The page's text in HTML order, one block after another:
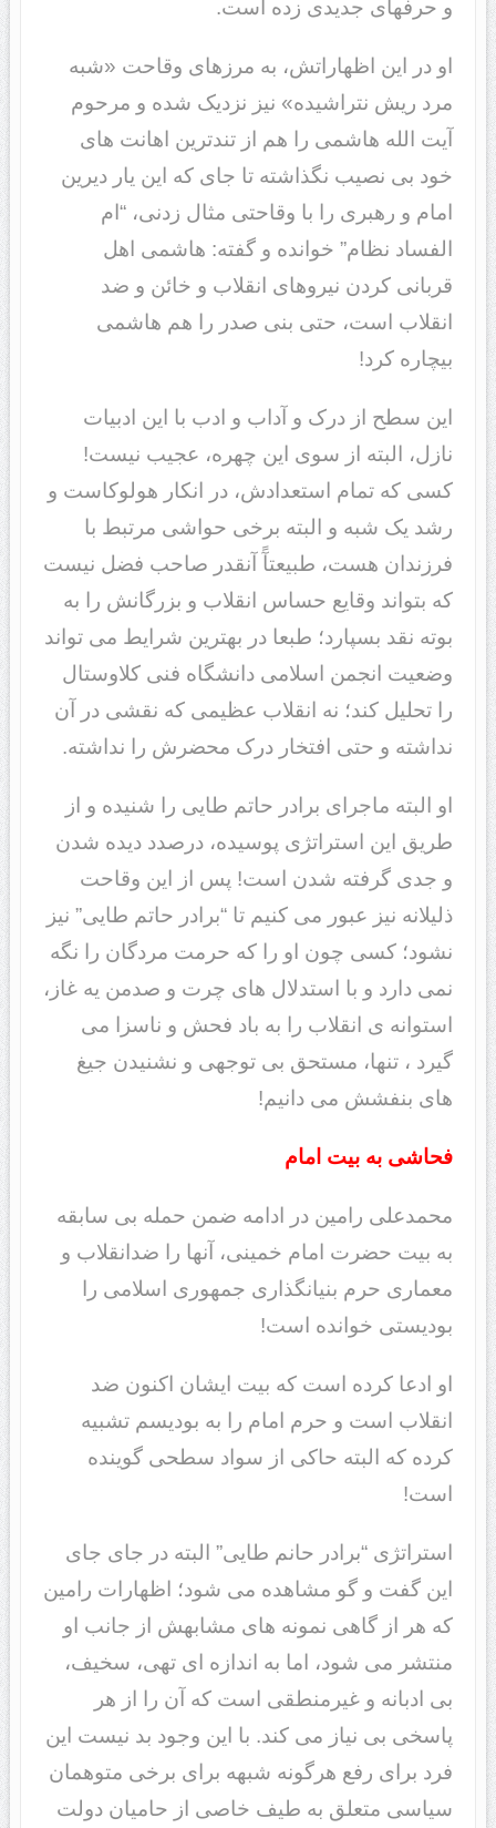
و حرفهای جدیدی زده است.
او در این اظهاراتش، به مرزهای وقاحت «شبه
مرد ریش نتراشیده» نیز نزدیک شده و مرحوم
آیت الله هاشمی را هم از تندترین اهانت های
خود بی نصیب نگذاشته تا جای که این یار دیرین
امام و رهبری را با وقاحتی مثال زدنی، “ام
الفساد نظام” خوانده و گفته: هاشمی اهل
قربانی کردن نیروهای انقلاب و خائن و ضد
انقلاب است، حتی بنی صدر را هم هاشمی
بیچاره کرد!
این سطح از درک و آداب و ادب با این ادبیات
نازل، البته از سوی این چهره، عجیب نیست!
کسی که تمام استعدادش، در انکار هولوکاست و
رشد یک شبه و البته برخی حواشی مرتبط با
فرزندان هست، طبیعتآً آنقدر صاحب فضل نیست
که بتواند وقایع حساس انقلاب و بزرگانش را به
بوته نقد بسپارد؛ طبعا در بهترین شرایط می تواند
وضعیت انجمن اسلامی دانشگاه فنی کلاوستال
را تحلیل کند؛ نه انقلاب عظیمی که نقشی در آن
نداشته و حتی افتخار درک محضرش را نداشته.
او البته ماجرای برادر حاتم طایی را شنیده و از
طریق این استراتژی پوسیده، درصدد دیده شدن
و جدی گرفته شدن است! پس از این وقاحت
ذلیلانه نیز عبور می کنیم تا “برادر حاتم طایی” نیز
نشود؛ کسی چون او را که حرمت مردگان را نگه
نمی دارد و با استدلال های چرت و صدمن یه غاز،
استوانه ی انقلاب را به باد فحش و ناسزا می
گیرد ، تنها، مستحق بی توجهی و نشنیدن جیغ
های بنفشش می دانیم!
فحاشی به بیت امام
محمدعلی رامین در ادامه ضمن حمله بی سابقه
به بیت حضرت امام خمینی، آنها را ضدانقلاب و
معماری حرم بنیانگذاری جمهوری اسلامی را
بودیستی خوانده است!
او ادعا کرده است که بیت ایشان اکنون ضد
انقلاب است و حرم امام را به بودیسم تشبیه
کرده که البته حاکی از سواد سطحی گوینده
است!
استراتژی “برادر حانم طایی” البته در جای جای
این گفت و گو مشاهده می شود؛ اظهارات رامین
که هر از گاهی نمونه های مشابهش از جانب او
منتشر می شود، اما به اندازه ای تهی، سخیف،
بی ادبانه و غیرمنطقی است که آن را از هر
پاسخی بی نیاز می کند. با این وجود بد نیست این
فرد برای رفع هرگونه شبهه برای برخی متوهمان
سیاسی متعلق به طیف خاصی از حامیان دولت